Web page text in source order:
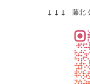
↓ ↓ ↓ 藤北